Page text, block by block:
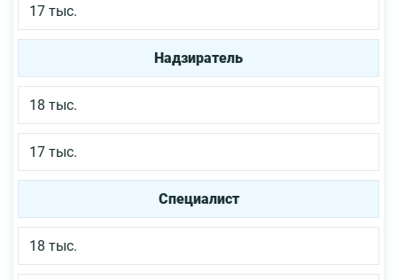
17 тыс.
Надзиратель
18 тыс.
17 тыс.
Специалист
18 тыс.